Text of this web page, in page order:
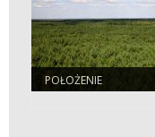
POŁOŻENIE